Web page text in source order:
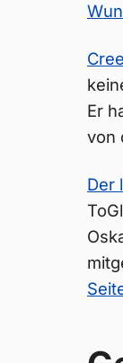
Er
von
Der